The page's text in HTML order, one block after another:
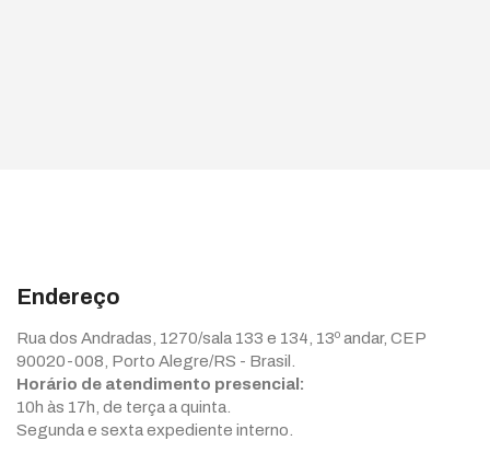
Endereço
Rua dos Andradas, 1270/sala 133 e 134, 13º andar, CEP
90020-008, Porto Alegre/RS - Brasil.
Horário de atendimento presencial:
10h às 17h, de terça a quinta.
Segunda e sexta expediente interno.